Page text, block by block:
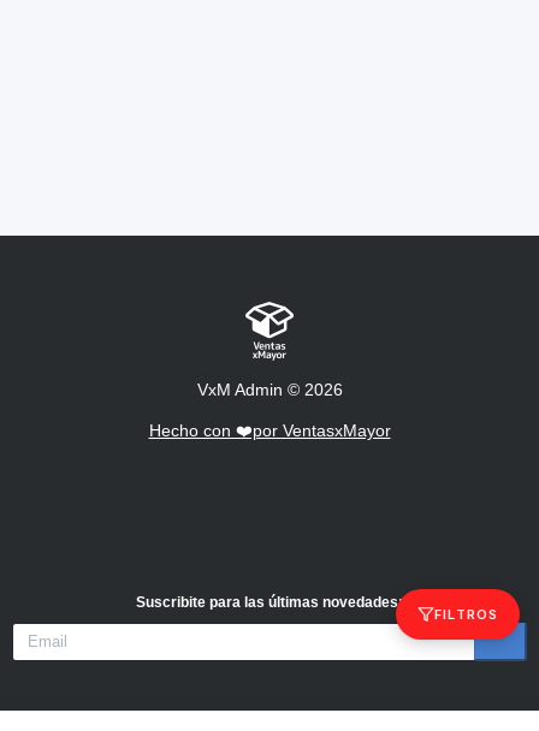
FILTROS
VxM Admin © 2026
Hecho con ❤️por VentasxMayor
Suscribite para las últimas novedades: